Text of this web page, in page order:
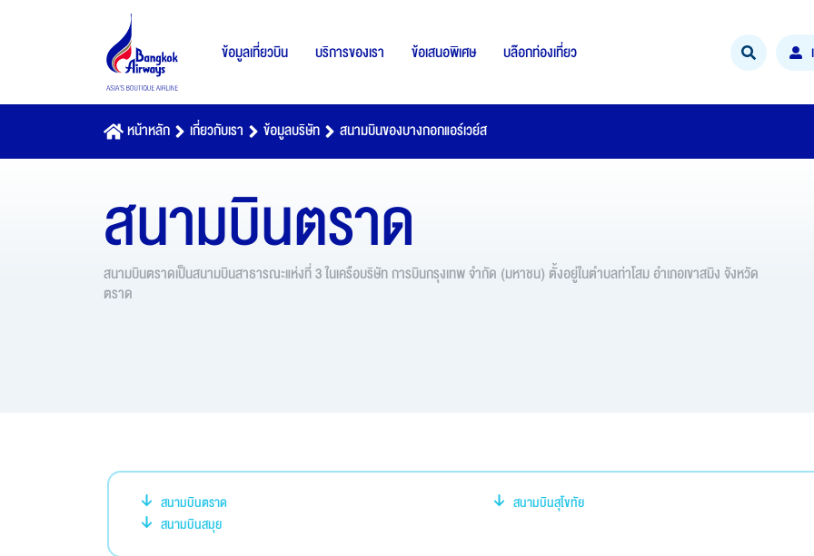
ข้อมูลเที่ยวบิน บริการของเรา ข้อเสนอพิเศษ บล๊อกท่องเที่ยว
หน้าหลัก เกี่ยวกับเรา ข้อมูลบริษัท สนามบินของบางกอกแอร์เวย์ส
สนามบินตราด
สนามบินตราดเป็นสนามบินสาธารณะแห่งที่ 3 ในเครือบริษัท การบินกรุงเทพ จำกัด (มหาชน) ตั้งอยู่ในตำบลท่าโสม อำเภอเขาสมิง จังหวัด
ตราด
สนามบินตราด
สนามบินสุโขทัย
สนามบินสมุย